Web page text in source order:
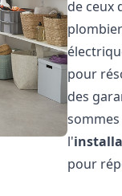
de ceux
pour
des
l'
pour